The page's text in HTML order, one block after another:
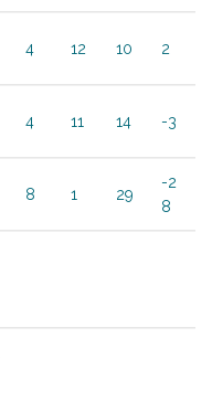
4 12 10 2
4 11 14 -3
8 1 29
-2
8